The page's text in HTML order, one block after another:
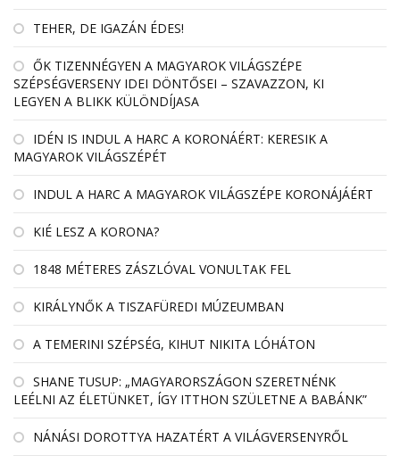
TEHER, DE IGAZÁN ÉDES!
ŐK TIZENNÉGYEN A MAGYAROK VILÁGSZÉPE
SZÉPSÉGVERSENY IDEI DÖNTŐSEI – SZAVAZZON, KI
LEGYEN A BLIKK KÜLÖNDÍJASA
IDÉN IS INDUL A HARC A KORONÁÉRT: KERESIK A
MAGYAROK VILÁGSZÉPÉT
INDUL A HARC A MAGYAROK VILÁGSZÉPE KORONÁJÁÉRT
KIÉ LESZ A KORONA?
1848 MÉTERES ZÁSZLÓVAL VONULTAK FEL
KIRÁLYNŐK A TISZAFÜREDI MÚZEUMBAN
A TEMERINI SZÉPSÉG, KIHUT NIKITA LÓHÁTON
SHANE TUSUP: „MAGYARORSZÁGON SZERETNÉNK
LEÉLNI AZ ÉLETÜNKET, ÍGY ITTHON SZÜLETNE A BABÁNK”
NÁNÁSI DOROTTYA HAZATÉRT A VILÁGVERSENYRŐL